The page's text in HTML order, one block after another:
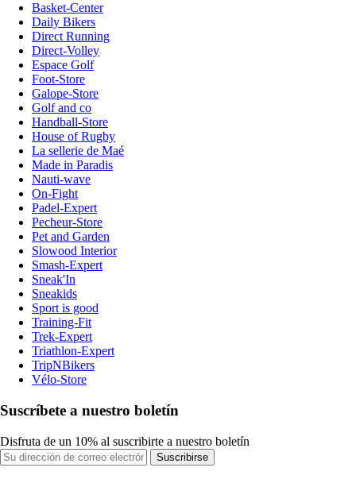
Basket-Center
Daily Bikers
Direct Running
Direct-Volley
Espace Golf
Foot-Store
Galope-Store
Golf and co
Handball-Store
House of Rugby
La sellerie de Maé
Made in Paradis
Nauti-wave
On-Fight
Padel-Expert
Pecheur-Store
Pet and Garden
Slowood Interior
Smash-Expert
Sneak'In
Sneakids
Sport is good
Training-Fit
Trek-Expert
Triathlon-Expert
TripNBikers
Vélo-Store
Suscríbete a nuestro boletín
Disfruta de un 10% al suscribirte a nuestro boletín
Suscribirse